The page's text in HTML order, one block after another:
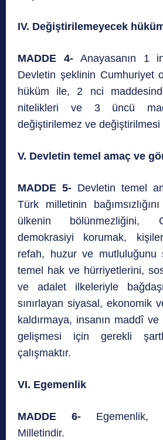
IV. Değiştirilemeyecek
MADDE 4-Anayasanın 1
Devletin şeklinin Cumhuriyet
hüküm ile, 2 nci
nitelikleri ve 3 üncü
değiştirilemez ve
V. Devletin temel amaç ve
MADDE 5- Devletin temel
Türk milletinin
ülkenin bölünmezliğini,
demokrasiyi korumak,
refah, huzur ve mutluluğunu
temel hak ve hürriyetlerini,
ve adalet ilkeleriyle
sınırlayan siyasal, ekonomik
kaldırmaya, insanın maddî ve
gelişmesi için gerekli
çalışmaktır.
VI. Egemenlik
MADDE 6- Egemenlik,
Milletindir.